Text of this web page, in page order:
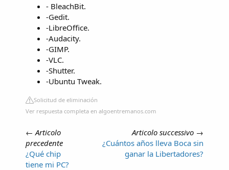
- BleachBit.
-Gedit.
-LibreOffice.
-Audacity.
-GIMP.
-VLC.
-Shutter.
-Ubuntu Tweak.
Solicitud de eliminación
Ver respuesta completa en algoentremanos.com
← Articolo
precedente
¿Qué chip
tiene mi PC?
Articolo successivo →
¿Cuántos años lleva Boca sin
ganar la Libertadores?